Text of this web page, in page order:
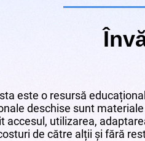
este o resursă
deschise sunt
accesul, utilizarea,
de către alții și fără